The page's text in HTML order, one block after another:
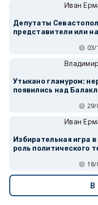
Иван
Депутаты
представители или
03/
Утыкано гламуром:
появились над
29/
Иван
Избирательная игра
роль политического
18/
В